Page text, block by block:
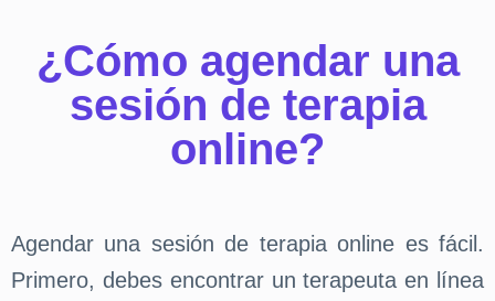
¿Cómo agendar una
sesión de terapia
online?
Agendar una sesión de terapia online es fácil.
Primero, debes encontrar un terapeuta en línea